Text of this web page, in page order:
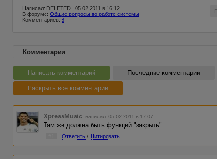
Написал: DELETED , 05.02.2011 в 16:12
В форуме: Общие вопросы по работе системы
Комментариев: 8
Комментарии
Написать комментарий Последние комментарии
Раскрыть все комментарии
XpressMusic написал 05.02.2011 в 17:07
Там же должна быть функций "закрыть".
Ответить / Цитировать